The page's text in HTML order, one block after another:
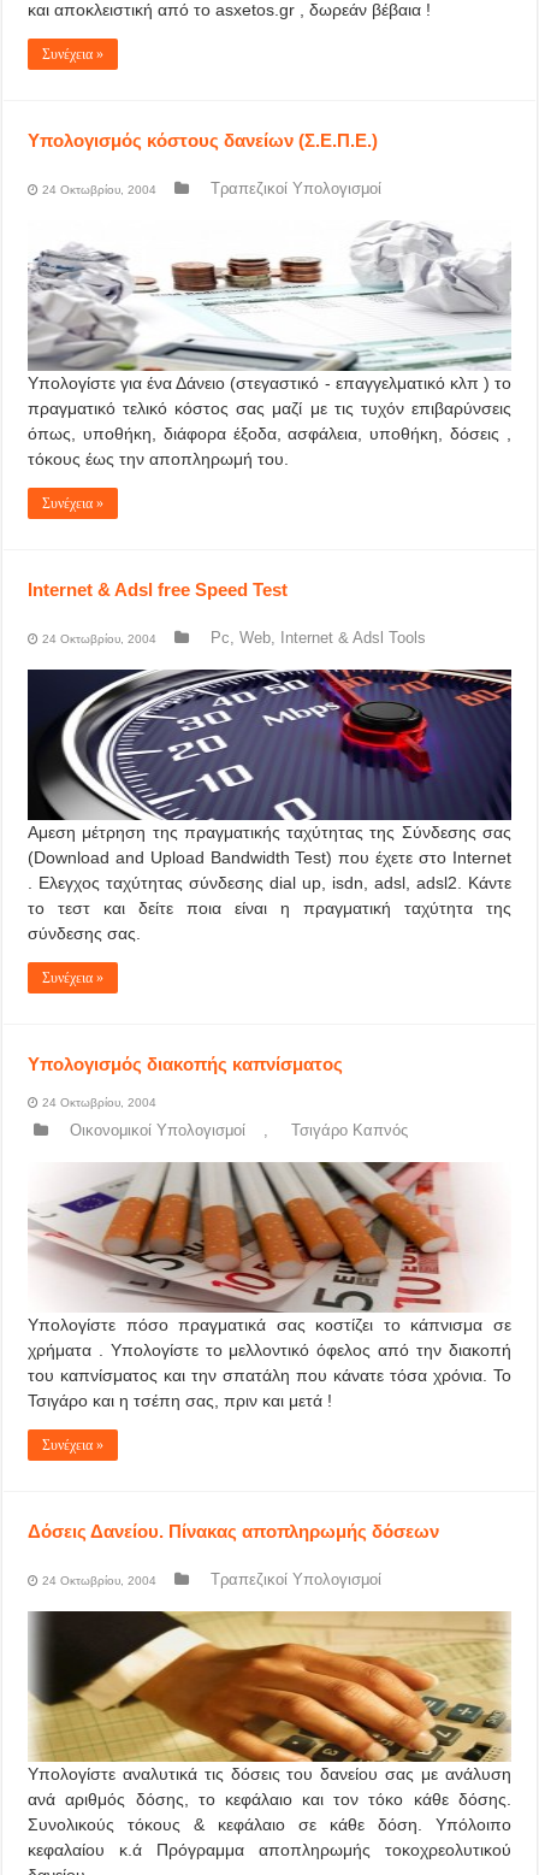
και αποκλειστική από το asxetos.gr , δωρεάν βέβαια !
Συνέχεια »
Υπολογισμός κόστους δανείων (Σ.Ε.Π.Ε.)
24 Οκτωβρίου, 2004 Τραπεζικοί Υπολογισμοί
Υπολογίστε για ένα Δάνειο (στεγαστικό - επαγγελματικό κλπ ) το
πραγματικό τελικό κόστος σας μαζί με τις τυχόν επιβαρύνσεις
όπως, υποθήκη, διάφορα έξοδα, ασφάλεια, υποθήκη, δόσεις ,
τόκους έως την αποπληρωμή του.
Συνέχεια »
Ιnternet & Adsl free Speed Test
24 Οκτωβρίου, 2004 Pc, Web, Internet & Adsl Tools
Αμεση μέτρηση της πραγματικής ταχύτητας της Σύνδεσης σας
(Download and Upload Bandwidth Test) που έχετε στο Internet
. Ελεγχος ταχύτητας σύνδεσης dial up, isdn, adsl, adsl2. Κάντε
το τεστ και δείτε ποια είναι η πραγματική ταχύτητα της
σύνδεσης σας.
Συνέχεια »
Υπολογισμός διακοπής καπνίσματος
24 Οκτωβρίου, 2004
Οικονομικοί Υπολογισμοί , Τσιγάρο Καπνός
Υπολογίστε πόσο πραγματικά σας κοστίζει το κάπνισμα σε
χρήματα . Υπολογίστε το μελλοντικό όφελος από την διακοπή
του καπνίσματος και την σπατάλη που κάνατε τόσα χρόνια. Το
Τσιγάρο και η τσέπη σας, πριν και μετά !
Συνέχεια »
Δόσεις Δανείου. Πίνακας αποπληρωμής δόσεων
24 Οκτωβρίου, 2004 Τραπεζικοί Υπολογισμοί
Υπολογίστε αναλυτικά τις δόσεις του δανείου σας με ανάλυση
ανά αριθμός δόσης, το κεφάλαιο και τον τόκο κάθε δόσης.
Συνολικούς τόκους & κεφάλαιο σε κάθε δόση. Υπόλοιπο
κεφαλαίου κ.ά Πρόγραμμα αποπληρωμής τοκοχρεολυτικού